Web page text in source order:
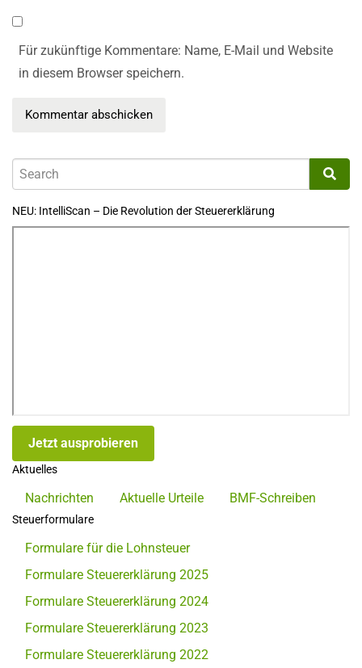
Für zukünftige Kommentare: Name, E-Mail und Website
in diesem Browser speichern.
NEU: IntelliScan – Die Revolution der Steuererklärung
Jetzt ausprobieren
Aktuelles
Nachrichten Aktuelle Urteile BMF-Schreiben
Steuerformulare
Formulare für die Lohnsteuer
Formulare Steuererklärung 2025
Formulare Steuererklärung 2024
Formulare Steuererklärung 2023
Formulare Steuererklärung 2022